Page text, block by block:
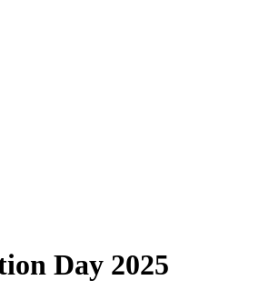
Day 2025